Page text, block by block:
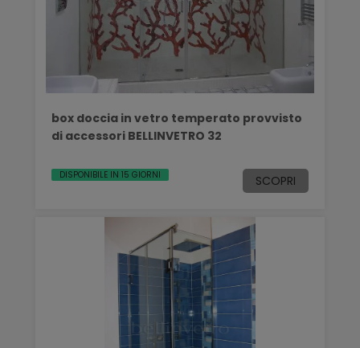
box doccia in vetro temperato provvisto
di accessori BELLINVETRO 32
DISPONIBILE IN 15 GIORNI SCOPRI